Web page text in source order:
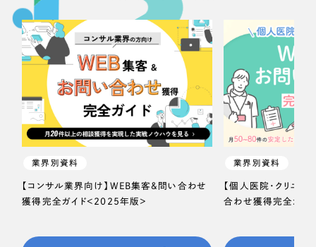
業界別資料
【コンサル業界向け】WEB集客＆問い合わせ
獲得完全ガイド＜2025年版＞
業界別資料
【個人医院・クリニッ
合わせ獲得完全ガイ